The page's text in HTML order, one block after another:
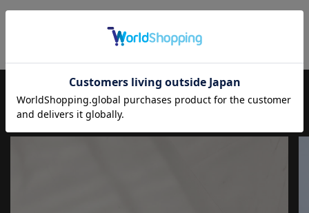
入れながら、現代の大人にふさわしいファッションを追求するブ
ランドです。
▼Instagram：@unionstation_official
JOURNAL